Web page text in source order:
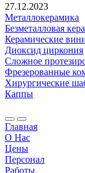
27.12.2023
Металлокерамика
Безметалловая
Керамические
Диоксид циркония
Сложное
Фрезерованные
Хирургические
Каппы
Главная
О Нас
Цены
Персонал
Работы